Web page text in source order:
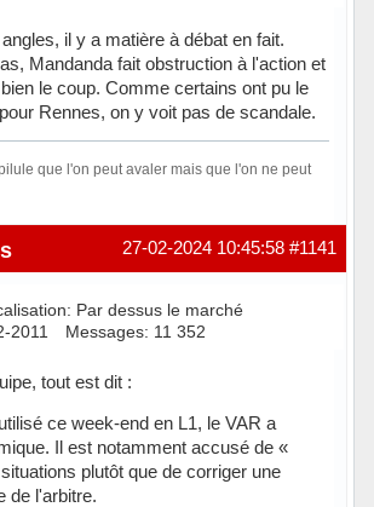
il y a matière à débat en fait.
Mandanda fait obstruction à l'action et
le coup. Comme certains ont pu le
Rennes, on y voit pas de scandale.
que l'on peut avaler mais que l'on ne peut
#1141
27-02-2024 10:45:58
Par dessus le marché
2011
Messages: 11 352
tout est dit :
ce week-end en L1, le VAR a
Il est notamment accusé de «
plutôt que de corriger une
de l'arbitre.